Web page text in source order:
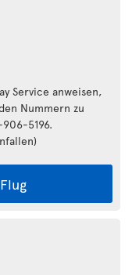
Service anweisen,
Nummern zu
5196.